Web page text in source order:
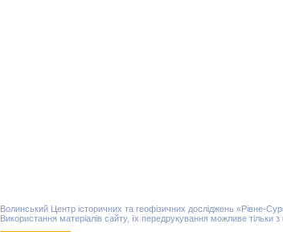
Волинський Центр історичних та геофізичних досліджень «Рівне-
Використання матеріалів сайту, їх передрукування можливе тільки